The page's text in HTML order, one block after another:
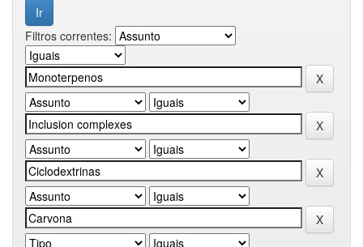
Filtros correntes: